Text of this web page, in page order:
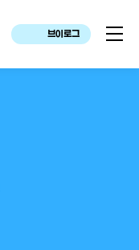
브이로그